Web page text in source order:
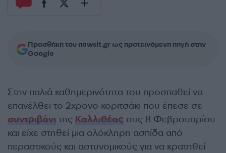
Προσθήκη του newsit.gr ως προτεινόμενη πηγή στην
Google
Στην παλιά καθημερινότητα του προσπαθεί να
επανέλθει το 2χρονο κοριτσάκι που έπεσε σε
συντριβάνι της Καλλιθέας στις 8 Φεβρουαρίου
και είχε στηθεί μια ολόκληρη ασπίδα από
περαστικούς και αστυνομικούς για να κρατηθεί